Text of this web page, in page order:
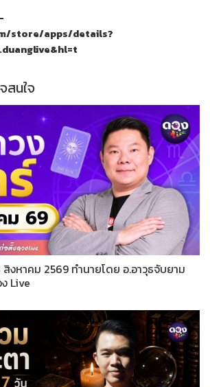
store/apps/details?
สนใจ
สิงหาคม 2569 ทำนายโดย อ.อาวุธจับยาม
Live